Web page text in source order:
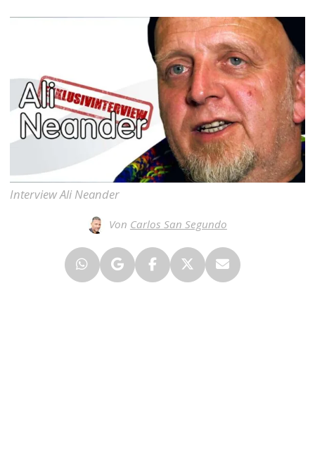
Interview Ali Neander
Von Carlos San Segundo